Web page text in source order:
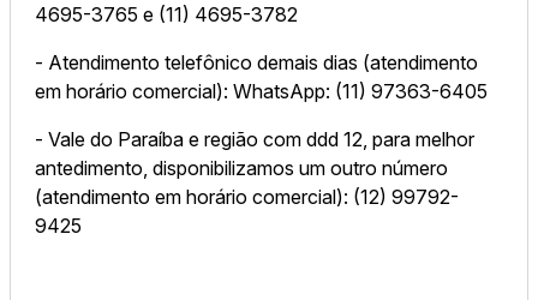
4695-3765 e (11) 4695-3782
- Atendimento telefônico demais dias (atendimento
em horário comercial): WhatsApp: (11) 97363-6405
- Vale do Paraíba e região com ddd 12, para melhor
antedimento, disponibilizamos um outro número
(atendimento em horário comercial): (12) 99792-
9425